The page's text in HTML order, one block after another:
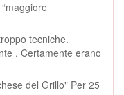
tecniche.
. Certamente erano
del Grillo" Per 25